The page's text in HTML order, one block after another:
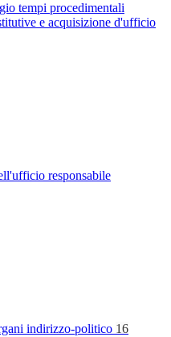
tempi procedimentali
e acquisizione d'ufficio
responsabile
indirizzo-politico 16